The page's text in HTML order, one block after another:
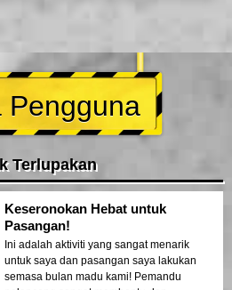
Pengguna
Terlupakan
Keseronokan Hebat untuk
Pasangan!
Ini adalah aktiviti yang sangat menarik
untuk saya dan pasangan saya lakukan
semasa bulan madu kami! Pemandu